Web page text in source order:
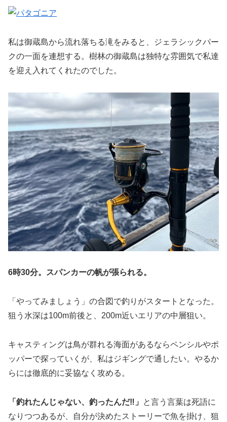
私は御蔵島から流れ落ちる滝をみると、ジェラシックパー
クの一面を連想する。樹林の御蔵島は独特な雰囲気で私達
を迎え入れてくれたのでした。
6時30分。スパンカーの帆が張られる。
「やってみましょう」の合図で釣りがスタートとなった。
狙う水深は100m前後と、200m近いエリアの中層狙い。
キャスティングは鳥が群れる海面があるならペンシルやポ
ッパーで探っていくが、私はジギングで通したい。やるか
らには徹底的に妥協なく攻める。
「釣れたんじゃない、釣ったんだ‼️」
と言う言葉は死語に
なりつつあるが、自分が決めたストーリーで魚を掛け、狙